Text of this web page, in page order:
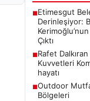
■Etimesgut
Derinleşiyor:
Çıktı
■Rafet
Kuvvetleri
hayatı
■Outdoor
Bölgeleri